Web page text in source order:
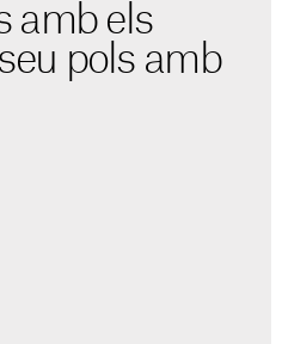
amb els
pols amb